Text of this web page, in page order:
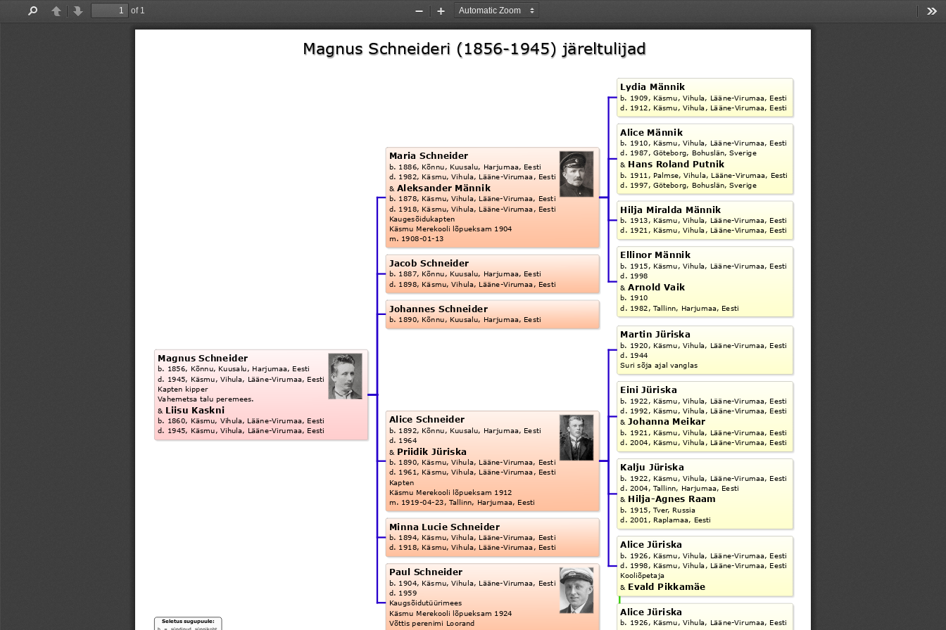
PreviousNext
of 1
Zoom
Out
Zoom
In
Magnus Schneider
b. 1856, Kõnnu, Kuusalu, Harjumaa, Eesti
d. 1945, Käsmu, Vihula, Lääne-Virumaa, Eesti
Kapten kipper
Vahemetsa talu peremees.
& Liisu Kaskni
b. 1860, Käsmu, Vihula, Lääne-Virumaa, Eesti
d. 1945, Käsmu, Vihula, Lääne-Virumaa, Eesti
Maria Schneider
b. 1886, Kõnnu, Kuusalu, Harjumaa, Eesti
d. 1982, Käsmu, Vihula, Lääne-Virumaa, Eesti
& Aleksander Männik
b. 1878, Käsmu, Vihula, Lääne-Virumaa, Eesti
d. 1918, Käsmu, Vihula, Lääne-Virumaa, Eesti
Kaugesõidukapten
Käsmu Merekooli lõpueksam 1904
m. 1908-01-13
Lydia Männik
b. 1909, Käsmu, Vihula, Lääne-Virumaa, Eesti
d. 1912, Käsmu, Vihula, Lääne-Virumaa, Eesti
Alice Männik
b. 1910, Käsmu, Vihula, Lääne-Virumaa, Eesti
d. 1987, Göteborg, Bohuslän, Sverige
& Hans Roland Putnik
b. 1911, Palmse, Vihula, Lääne-Virumaa, Eesti
d. 1997, Göteborg, Bohuslän, Sverige
Hilja Miralda Männik
b. 1913, Käsmu, Vihula, Lääne-Virumaa, Eesti
d. 1921, Käsmu, Vihula, Lääne-Virumaa, Eesti
Ellinor Männik
b. 1915, Käsmu, Vihula, Lääne-Virumaa, Eesti
d. 1998
& Arnold Vaik
b. 1910
d. 1982, Tallinn, Harjumaa, Eesti
Jacob Schneider
b. 1887, Kõnnu, Kuusalu, Harjumaa, Eesti
d. 1898, Käsmu, Vihula, Lääne-Virumaa, Eesti
Johannes Schneider
b. 1890, Kõnnu, Kuusalu, Harjumaa, Eesti
Alice Schneider
b. 1892, Kõnnu, Kuusalu, Harjumaa, Eesti
d. 1964
& Priidik Jüriska
b. 1890, Käsmu, Vihula, Lääne-Virumaa, Eesti
d. 1961, Käsmu, Vihula, Lääne-Virumaa, Eesti
Kapten
Käsmu Merekooli lõpueksam 1912
m. 1919-04-23, Tallinn, Harjumaa, Eesti
Martin Jüriska
b. 1920, Käsmu, Vihula, Lääne-Virumaa, Eesti
d. 1944
Suri sõja ajal vanglas
Eini Jüriska
b. 1922, Käsmu, Vihula, Lääne-Virumaa, Eesti
d. 1992, Käsmu, Vihula, Lääne-Virumaa, Eesti
& Johanna Meikar
b. 1921, Käsmu, Vihula, Lääne-Virumaa, Eesti
d. 2004, Käsmu, Vihula, Lääne-Virumaa, Eesti
Kalju Jüriska
b. 1922, Käsmu, Vihula, Lääne-Virumaa, Eesti
d. 2004, Tallinn, Harjumaa, Eesti
& Hilja-Agnes Raam
b. 1915, Tver, Russia
d. 2001, Raplamaa, Eesti
Alice Jüriska
b. 1926, Käsmu, Vihula, Lääne-Virumaa, Eesti
d. 1998, Käsmu, Vihula, Lääne-Virumaa, Eesti
Kooliõpetaja
& Evald Pikkamäe
Alice Jüriska
b. 1926, Käsmu, Vihula, Lääne-Virumaa, Eesti
Minna Lucie Schneider
b. 1894, Käsmu, Vihula, Lääne-Virumaa, Eesti
d. 1918, Käsmu, Vihula, Lääne-Virumaa, Eesti
Paul Schneider
b. 1904, Käsmu, Vihula, Lääne-Virumaa, Eesti
d. 1959
Kaugsõidutüürimees
Käsmu Merekooli lõpueksam 1924
Võttis perenimi Loorand
Magnus Schneideri (1856-1945) järeltulijad
b  =  sündinud, sünnikoht
Seletus sugupuule: